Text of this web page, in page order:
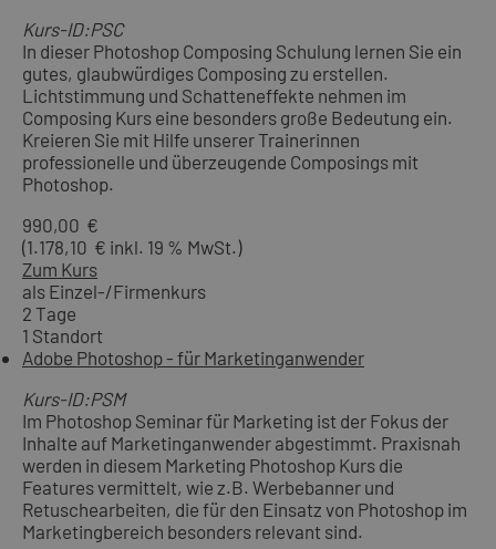
Kurs-ID:PSC
In dieser Photoshop Composing Schulung lernen Sie ein
gutes, glaubwürdiges Composing zu erstellen.
Lichtstimmung und Schatteneffekte nehmen im
Composing Kurs eine besonders große Bedeutung ein.
Kreieren Sie mit Hilfe unserer Trainerinnen
professionelle und überzeugende Composings mit
Photoshop.
990,00 €
(1.178,10 € inkl. 19 % MwSt.)
Zum Kurs
als Einzel-/Firmenkurs
2 Tage
1 Standort
Adobe Photoshop - für Marketinganwender
Kurs-ID:PSM
Im Photoshop Seminar für Marketing ist der Fokus der
Inhalte auf Marketinganwender abgestimmt. Praxisnah
werden in diesem Marketing Photoshop Kurs die
Features vermittelt, wie z.B. Werbebanner und
Retuschearbeiten, die für den Einsatz von Photoshop im
Marketingbereich besonders relevant sind.